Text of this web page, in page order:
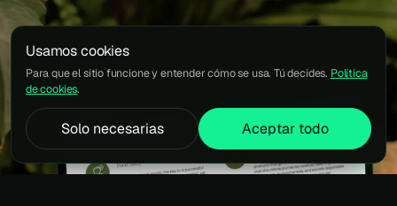
Usamos cookies
Para que el sitio funcione y entender cómo se usa. Tú decides. Política
de cookies.
Solo necesarias Aceptar todo